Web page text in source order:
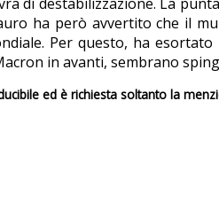
ha però avvertito che il
Per questo, ha
in avanti, sembrano
ed è richiesta soltanto la